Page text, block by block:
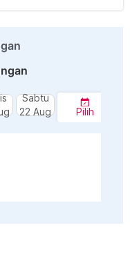
Sabtu
22 Aug
Pilih